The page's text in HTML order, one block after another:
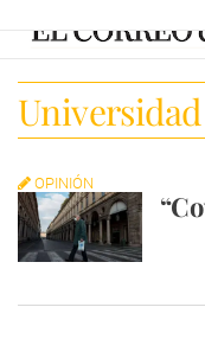
Salud de
OPINIÓN